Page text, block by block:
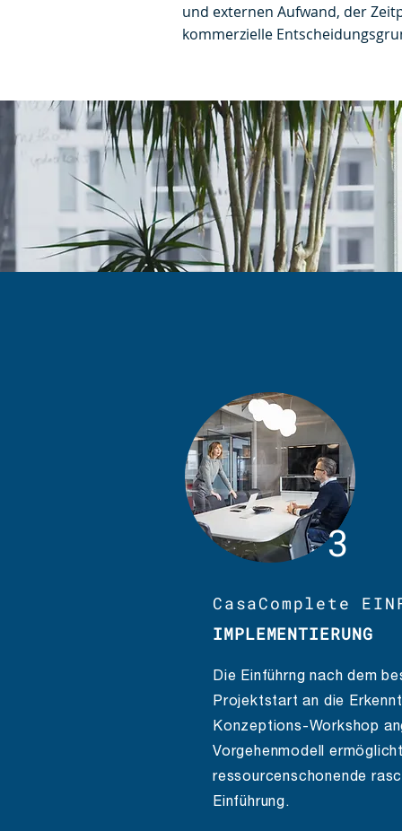
und externen Aufwand, der
kommerzielle
3
CasaComplete
IMPLEMENTIERUNG
Die Einführng nach dem
Projektstart an die
Konzeptions-Workshop
Vorgehenmodell
ressourcenschonende
Einführung.